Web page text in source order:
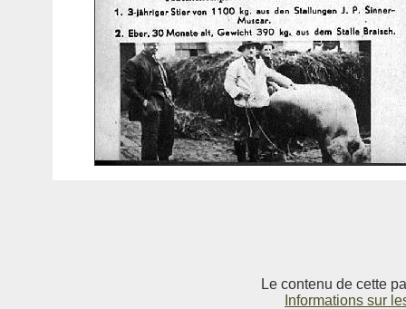
Le contenu de cette
Informations sur